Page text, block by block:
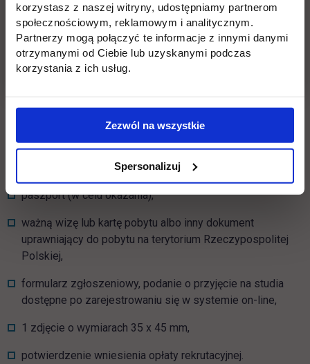
korzystasz z naszej witryny, udostępniamy partnerom
społecznościowym, reklamowym i analitycznym.
Partnerzy mogą połączyć te informacje z innymi danymi
otrzymanymi od Ciebie lub uzyskanymi podczas
korzystania z ich usług.
Zezwól na wszystkie
Spersonalizuj
KANDYDACI NA STUDIA PODYPLOMOWE, KTÓRZY
UKOŃCZYLI UCZELNIĘ ZAGRANICZNĄ ORAZ
CUDZOZIEMCY
kserokopii i poświadczenia za zgodność z oryginałem)
oraz zaświadczenie o nostryfikacji dyplomu ukończenia
studiów wyższych (jeśli dokument podlega obowiązkowi
paszport (w celu okazania),
ważną wizę lub kartę pobytu albo inny dokument
uprawniający do pobytu na terytorium Rzeczypospolitej
Polskiej,
formularz zgłoszeniowy, podanie o przyjęcie na studia
dostępne po zarejestrowaniu się w systemie on-line,
1 zdjęcie o wymiarach 35 x 45 mm,
potwierdzenie wniesienia opłaty rekrutacyjnej.